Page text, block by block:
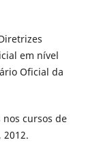
em nível
Oficial da
nos cursos de
2012.